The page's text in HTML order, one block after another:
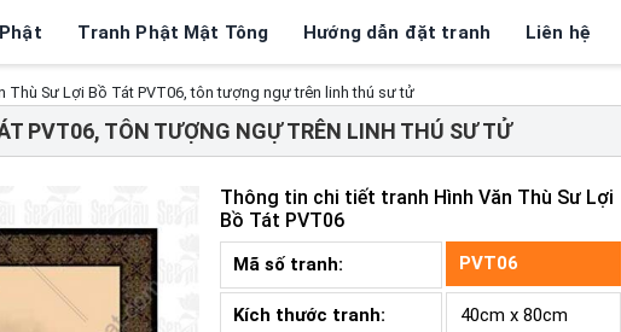
Tranh Phật Mật Tông Hướng dẫn đặt tranh Liên hệ
Thù Sư Lợi Bồ Tát PVT06, tôn tượng ngự trên linh thú sư tử
PVT06, TÔN TƯỢNG NGỰ TRÊN LINH THÚ SƯ TỬ
Thông tin chi tiết tranh Hình Văn Thù Sư Lợi
Bồ Tát PVT06
Mã số tranh: PVT06
Kích thước tranh: 40cm x 80cm